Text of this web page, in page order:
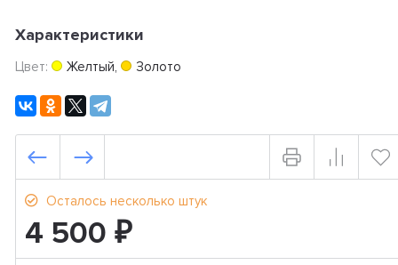
Характеристики
Цвет: Желтый, Золото
Осталось несколько штук
4 500 ₽